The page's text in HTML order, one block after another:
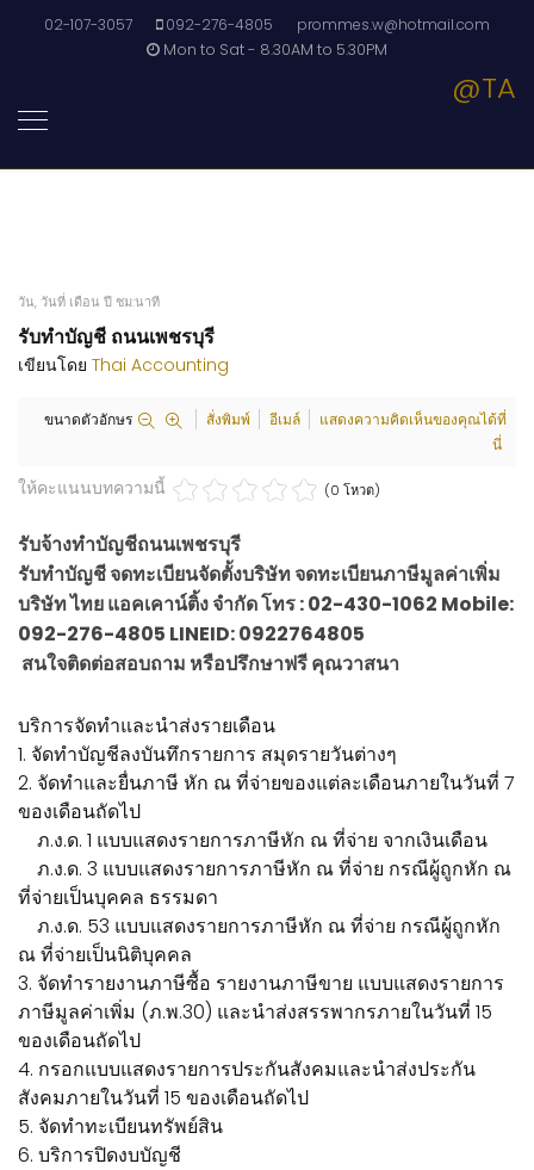
02-107-3057 092-276-4805
prommes.w@hotmail.com
Mon to Sat - 8.30AM to 5.30PM
@TA
วัน, วันที่ เดือน ปี ชม:นาที
รับทำบัญชี ถนนเพชรบุรี
เขียนโดย Thai Accounting
ขนาดตัวอักษร สั่งพิมพ์ อีเมล์
แสดงความคิดเห็นของคุณได้ที่
นี่
ให้คะแนนบทความนี้ (0 โหวต)
รับจ้างทำบัญชีถนนเพชรบุรี
รับทำบัญชี จดทะเบียนจัดตั้งบริษัท จดทะเบียนภาษีมูลค่าเพิ่ม
บริษัท ไทย แอคเคาน์ติ้ง จำกัด โทร : 02-430-1062 Mobile:
092-276-4805 LINEID: 0922764805
สนใจติดต่อสอบถาม หรือปรึกษาฟรี คุณวาสนา
บริการจัดทำและนำส่งรายเดือน
1. จัดทำบัญชีลงบันทึกรายการ สมุดรายวันต่างๆ
2. จัดทำและยื่นภาษี หัก ณ ที่จ่ายของแต่ละเดือนภายในวันที่ 7
ของเดือนถัดไป
ภ.ง.ด. 1 แบบแสดงรายการภาษีหัก ณ ที่จ่าย จากเงินเดือน
ภ.ง.ด. 3 แบบแสดงรายการภาษีหัก ณ ที่จ่าย กรณีผู้ถูกหัก ณ
ที่จ่ายเป็นบุคคล ธรรมดา
ภ.ง.ด. 53 แบบแสดงรายการภาษีหัก ณ ที่จ่าย กรณีผู้ถูกหัก
ณ ที่จ่ายเป็นนิติบุคคล
3. จัดทำรายงานภาษีซื้อ รายงานภาษีขาย แบบแสดงรายการ
ภาษีมูลค่าเพิ่ม (ภ.พ.30) และนำส่งสรรพากรภายในวันที่ 15
ของเดือนถัดไป
4. กรอกแบบแสดงรายการประกันสังคมและนำส่งประกัน
สังคมภายในวันที่ 15 ของเดือนถัดไป
5. จัดทำทะเบียนทรัพย์สิน
6. บริการปิดงบบัญชี